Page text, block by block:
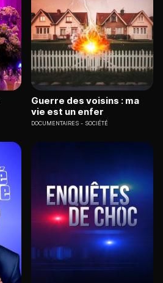
Guerre des voisins : ma
vie est un enfer
DOCUMENTAIRES SOCIÉTÉ